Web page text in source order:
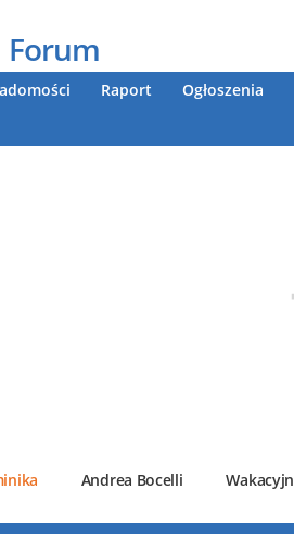
Forum
Raport Ogłoszenia
Andrea Bocelli